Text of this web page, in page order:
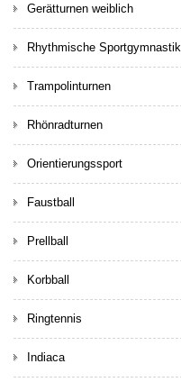
Gerätturnen weiblich
Rhythmische Sportgymnastik
Trampolinturnen
Rhönradturnen
Orientierungssport
Faustball
Prellball
Korbball
Ringtennis
Indiaca